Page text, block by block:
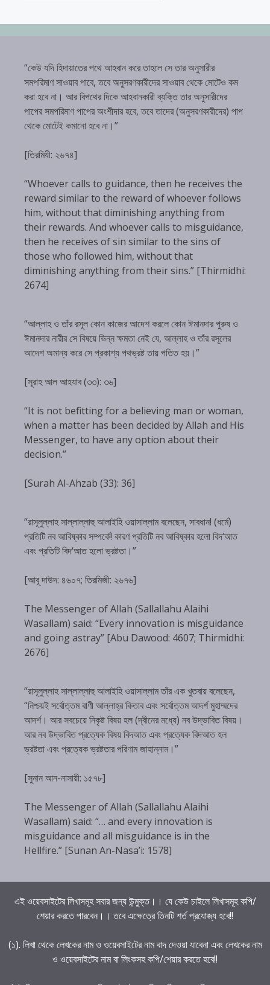
“কেউ যদি হিদায়াতের পথে আহবান করে তাহলে সে তার অনুসারীর
সমপরিমাণ সাওয়াব পাবে, তবে অনুসরণকারীদের সাওয়াব থেকে মোটেও কম
করা হবে না। আর বিপথের দিকে আহবানকারী ব্যক্তি তার অনুসারীদের
পাপের সমপরিমাণ পাপের অংশীদার হবে, তবে তাদের (অনুসরণকারীদের) পাপ
থেকে মোটেই কমানো হবে না।”
[তিরমিযী: ২৬৭৪]
“Whoever calls to guidance, then he receives the
reward similar to the reward of whoever follows
him, without that diminishing anything from
their rewards. And whoever calls to misguidance,
then he receives of sin similar to the sins of
those who followed him, without that
diminishing anything from their sins.” [Thirmidhi:
2674]
“আল্লাহ ও তাঁর রসূল কোন কাজের আদেশ করলে কোন ঈমানদার পুরুষ ও
ঈমানদার নারীর সে বিষয়ে ভিন্ন ক্ষমতা নেই যে, আল্লাহ ও তাঁর রসূলের
আদেশ অমান্য করে সে প্রকাশ্য পথভ্রষ্ট তায় পতিত হয়।”
[সূরাহ আল আহযাব (৩৩): ৩৬]
“It is not befitting for a believing man or woman,
when a matter has been decided by Allah and His
Messenger, to have any option about their
decision.”
[Surah Al-Ahzab (33): 36]
“রাসূলুল্লাহ সাল্লাল্লাহু আলাইহি ওয়াসাল্লাম বলেছেন, সাবধান! (ধর্মে)
প্রতিটি নব আবিষ্কার সম্পর্কে! কারণ প্রতিটি নব আবিষ্কার হলো বিদ‘আত
এবং প্রতিটি বিদ‘আত হলো ভ্রষ্টতা।”
[আবূ দাউদ: ৪৬০৭; তিরমিজী: ২৬৭৬]
The Messenger of Allah (Sallallahu Alaihi
Wasallam) said: “Every innovation is misguidance
and going astray” [Abu Dawood: 4607; Thirmidhi:
2676]
“রাসূলুল্লাহ সাল্লাল্লাহু আলাইহি ওয়াসাল্লাম তাঁর এক খুতবায় বলেছেন,
“নিশ্চয়ই সর্বোত্তম বাণী আল্লাহ্‌র কিতাব এবং সর্বোত্তম আদর্শ মুহাম্মদের
আদর্শ। আর সবচেয়ে নিকৃষ্ট বিষয় হল (দ্বীনের মধ্যে) নব উদ্ভাবিত বিষয়।
আর নব উদ্ভাবিত প্রত্যেক বিষয় বিদআত এবং প্রত্যেক বিদআত হল
ভ্রষ্টতা এবং প্রত্যেক ভ্রষ্টতার পরিণাম জাহান্নাম।”
[সুনান আন-নাসায়ী: ১৫৭৮]
The Messenger of Allah (Sallallahu Alaihi
Wasallam) said: “… and every innovation is
misguidance and all misguidance is in the
Hellfire.” [Sunan An-Nasa’i: 1578]
এই ওয়েবসাইটের লিখাসমূহ সবার জন্য উন্মুক্ত।। যে কেউ চাইলে লিখাসমূহ কপি/
শেয়ার করতে পারবেন।। তবে এক্ষেত্রে তিনটি শর্ত প্রযোজ্য হবে!!
(১). লিখা থেকে লেখকের নাম ও ওয়েবসাইটের নাম বাদ দেওয়া যাবেনা এবং লেখকের নাম
ও ওয়েবসাইটের নাম বা লিংকসহ কপি/শেয়ার করতে হবে!!